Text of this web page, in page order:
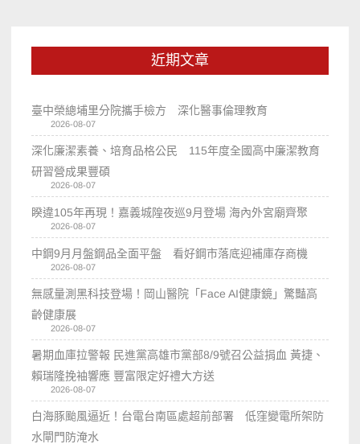
近期文章
臺中榮總埔里分院攜手檢方 深化醫事倫理教育
2026-08-07
深化廉潔素養、培育品格公民 115年度全國高中廉潔教育
研習營成果豐碩
2026-08-07
睽違105年再現！嘉義城隍夜巡9月登場 海內外宮廟齊聚
2026-08-07
中鋼9月月盤鋼品全面平盤 看好鋼市落底迎補庫存商機
2026-08-07
無感量測黑科技登場！岡山醫院「Face AI健康鏡」驚豔高
齡健康展
2026-08-07
暑期血庫拉警報 民進黨高雄市黨部8/9號召公益捐血 黃捷、
賴瑞隆挽袖響應 豐富限定好禮大方送
2026-08-07
白海豚颱風逼近！台電台南區處超前部署 低窪變電所架防
水閘門防淹水